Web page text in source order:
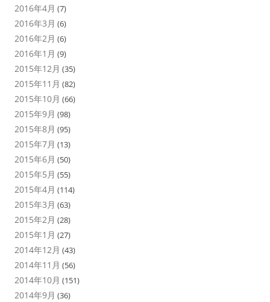
2016年4月 (7)
2016年3月 (6)
2016年2月 (6)
2016年1月 (9)
2015年12月 (35)
2015年11月 (82)
2015年10月 (66)
2015年9月 (98)
2015年8月 (95)
2015年7月 (13)
2015年6月 (50)
2015年5月 (55)
2015年4月 (114)
2015年3月 (63)
2015年2月 (28)
2015年1月 (27)
2014年12月 (43)
2014年11月 (56)
2014年10月 (151)
2014年9月 (36)